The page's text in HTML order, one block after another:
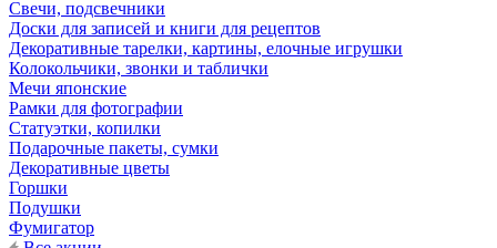
Свечи, подсвечники
Доски для записей и книги для рецептов
Декоративные тарелки, картины, елочные игрушки
Колокольчики, звонки и таблички
Мечи японские
Рамки для фотографии
Статуэтки, копилки
Подарочные пакеты, сумки
Декоративные цветы
Горшки
Подушки
Фумигатор